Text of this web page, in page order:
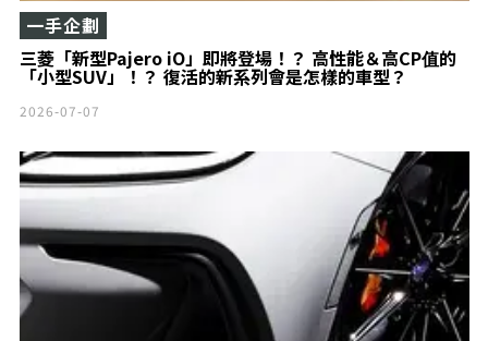
三菱「新型Pajero iO」即將登場！？ 高性能＆高CP值的
「小型SUV」！？ 復活的新系列會是怎樣的車型？
一手企劃
2026-07-07